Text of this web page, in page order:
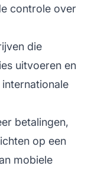
controle over
die
uitvoeren en
betalingen,
op een
mobiele